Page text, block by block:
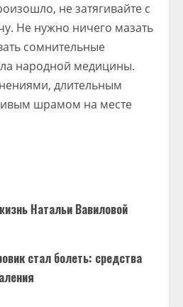
не затягивайте с
Не нужно ничего мазать
сомнительные
народной медицины.
длительным
шрамом на месте
Натальи Вавиловой
стал болеть: средства